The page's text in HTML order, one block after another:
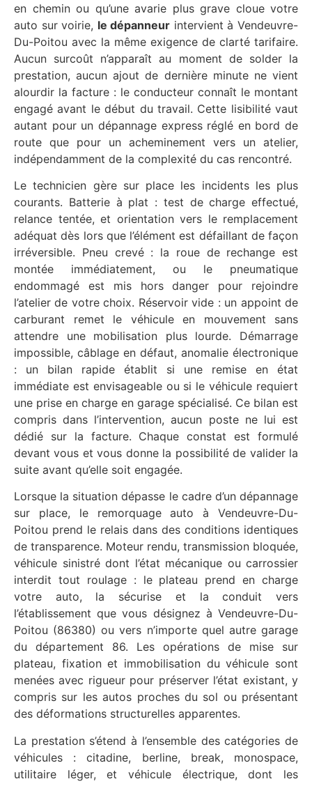
en chemin ou qu’une avarie plus grave cloue votre
auto sur voirie, le dépanneur intervient à Vendeuvre-
Du-Poitou avec la même exigence de clarté tarifaire.
Aucun surcoût n’apparaît au moment de solder la
prestation, aucun ajout de dernière minute ne vient
alourdir la facture : le conducteur connaît le montant
engagé avant le début du travail. Cette lisibilité vaut
autant pour un dépannage express réglé en bord de
route que pour un acheminement vers un atelier,
indépendamment de la complexité du cas rencontré.
Le technicien gère sur place les incidents les plus
courants. Batterie à plat : test de charge effectué,
relance tentée, et orientation vers le remplacement
adéquat dès lors que l’élément est défaillant de façon
irréversible. Pneu crevé : la roue de rechange est
montée immédiatement, ou le pneumatique
endommagé est mis hors danger pour rejoindre
l’atelier de votre choix. Réservoir vide : un appoint de
carburant remet le véhicule en mouvement sans
attendre une mobilisation plus lourde. Démarrage
impossible, câblage en défaut, anomalie électronique
: un bilan rapide établit si une remise en état
immédiate est envisageable ou si le véhicule requiert
une prise en charge en garage spécialisé. Ce bilan est
compris dans l’intervention, aucun poste ne lui est
dédié sur la facture. Chaque constat est formulé
devant vous et vous donne la possibilité de valider la
suite avant qu’elle soit engagée.
Lorsque la situation dépasse le cadre d’un dépannage
sur place, le remorquage auto à Vendeuvre-Du-
Poitou prend le relais dans des conditions identiques
de transparence. Moteur rendu, transmission bloquée,
véhicule sinistré dont l’état mécanique ou carrossier
interdit tout roulage : le plateau prend en charge
votre auto, la sécurise et la conduit vers
l’établissement que vous désignez à Vendeuvre-Du-
Poitou (86380) ou vers n’importe quel autre garage
du département 86. Les opérations de mise sur
plateau, fixation et immobilisation du véhicule sont
menées avec rigueur pour préserver l’état existant, y
compris sur les autos proches du sol ou présentant
des déformations structurelles apparentes.
La prestation s’étend à l’ensemble des catégories de
véhicules : citadine, berline, break, monospace,
utilitaire léger, et véhicule électrique, dont les